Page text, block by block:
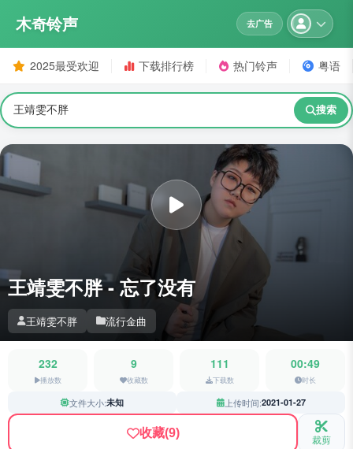
木奇铃声 去广告
2025最受欢迎 下载排行榜 热门铃声 粤语
搜索
王靖雯不胖 - 忘了没有
王靖雯不胖 流行金曲
232
播放数
9
收藏数
111
下载数
00:49
时长
文件大小:未知 上传时间:2021-01-27
收藏(9) 裁剪